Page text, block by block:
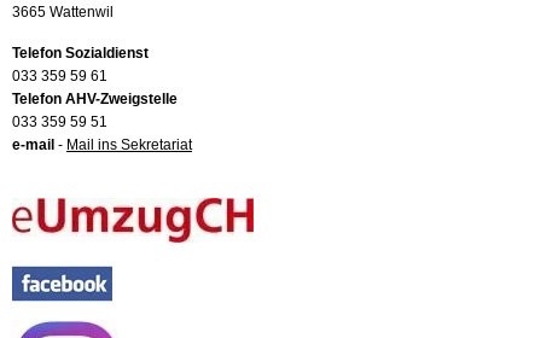
3665 Wattenwil
Telefon Sozialdienst
033 359 59 61
Telefon AHV-Zweigstelle
033 359 59 51
e-mail - Mail ins Sekretariat